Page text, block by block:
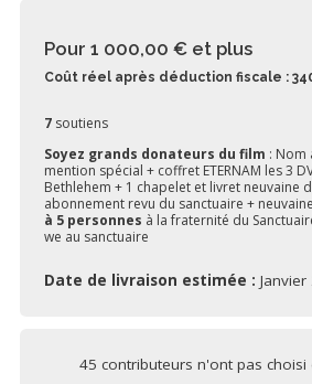
Pour 1 000,00 € et plus
Coût réel après déduction fiscale :
7 soutiens
Soyez grands donateurs du film : Nom
mention spécial + coffret ETERNAM les 3
Bethlehem + 1 chapelet et livret neuvaine
abonnement revu du sanctuaire +
à 5 personnes à la fraternité du
we au sanctuaire
Date de livraison estimée :
45 contributeurs n'ont pas choisi